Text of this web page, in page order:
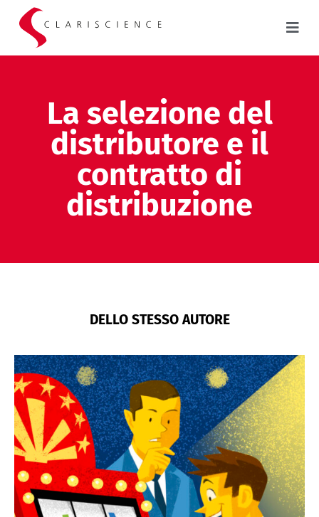
La selezione del
distributore e il
contratto di
distribuzione
DELLO STESSO AUTORE